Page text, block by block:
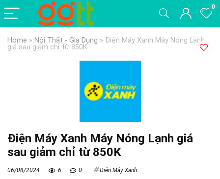
0
Home » Nội Thất - Gia Dụng » Điện Máy Xanh Máy Nóng Lạnh
giá sau giảm chỉ từ 850K
Điện Máy Xanh Máy Nóng Lạnh giá
sau giảm chỉ từ 850K
06/08/2024 6 0 Điện Máy Xanh